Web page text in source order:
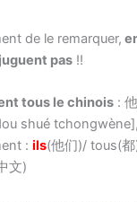
de le remarquer,
pas !!
tous le chinois :
shué tchongwène],
:ils(他们)/ tous(
文)